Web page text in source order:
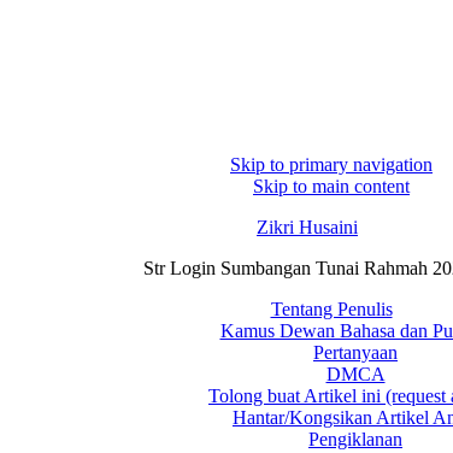
Skip to primary navigation
Skip to main content
Zikri Husaini
Str Login Sumbangan Tunai Rahmah
Tentang Penulis
Kamus Dewan Bahasa dan
Pertanyaan
DMCA
Tolong buat Artikel ini (request
Hantar/Kongsikan Artikel
Pengiklanan